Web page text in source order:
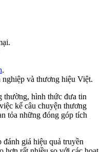
.
nghiệp và thương hiệu Việt.
thường, hình thức đưa tin
kể câu chuyện thương
tỏa những đóng góp tích
giá hiệu quả truyền